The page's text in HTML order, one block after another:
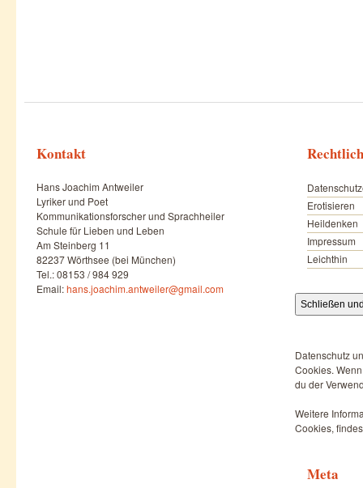
Kontakt
Hans Joachim Antweiler
Lyriker und Poet
Kommunikationsforscher und Sprachheiler
Schule für Lieben und Leben
Am Steinberg 11
82237 Wörthsee (bei München)
Tel.: 08153 / 984 929
Email:hans.joachim.antweiler@gmail.com
Erotisieren
Heildenken
Impressum
Leichthin
Datenschutz
Cookies.
du der
Weitere
Cookies,
Meta